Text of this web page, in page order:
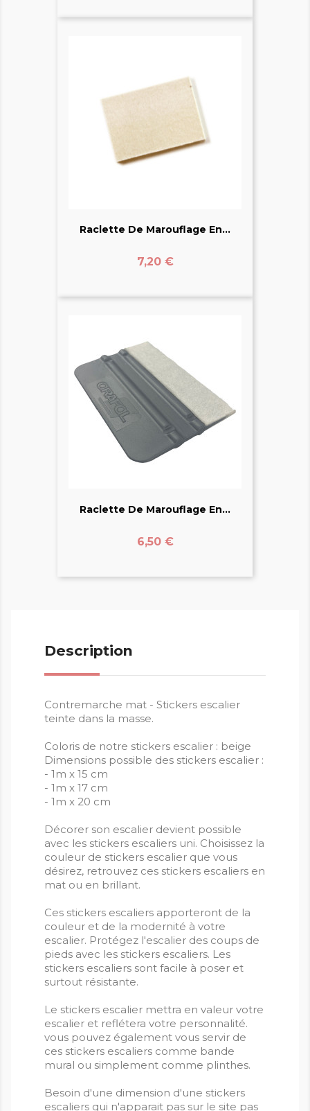
Raclette De Marouflage En...
Prix
7,20 €
Raclette De Marouflage En...
Prix
6,50 €
Description
Contremarche mat - Stickers escalier
teinte dans la masse.
Coloris de notre stickers escalier : beige
Dimensions possible des stickers escalier :
- 1m x 15 cm
- 1m x 17 cm
- 1m x 20 cm
Décorer son escalier devient possible
avec les stickers escaliers uni. Choisissez la
couleur de stickers escalier que vous
désirez, retrouvez ces stickers escaliers en
mat ou en brillant.
Ces stickers escaliers apporteront de la
couleur et de la modernité à votre
escalier. Protégez l'escalier des coups de
pieds avec les stickers escaliers. Les
stickers escaliers sont facile à poser et
surtout résistante.
Le stickers escalier mettra en valeur votre
escalier et reflétera votre personnalité.
vous pouvez également vous servir de
ces stickers escaliers comme bande
mural ou simplement comme plinthes.
Besoin d'une dimension d'une stickers
escaliers qui n'apparait pas sur le site pas